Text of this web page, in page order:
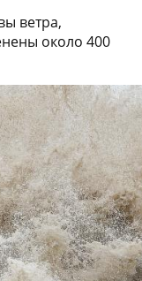
ветра,
около 400